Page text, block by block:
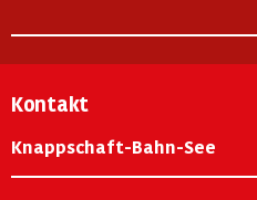
Kontakt
Knappschaft-Bahn-See